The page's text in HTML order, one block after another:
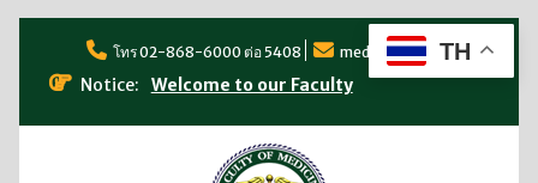
โทร 02-868-6000 ต่อ 5408 med@siam.edu
Notice: Welcome to our Faculty
TH